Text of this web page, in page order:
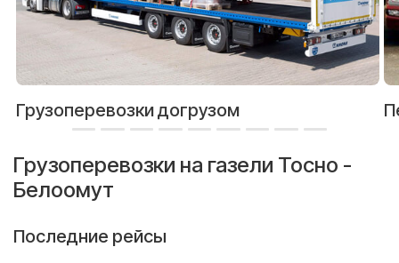
Грузоперевозки догрузом
Грузоперевозки на газели Тосно -
Белоомут
Последние рейсы